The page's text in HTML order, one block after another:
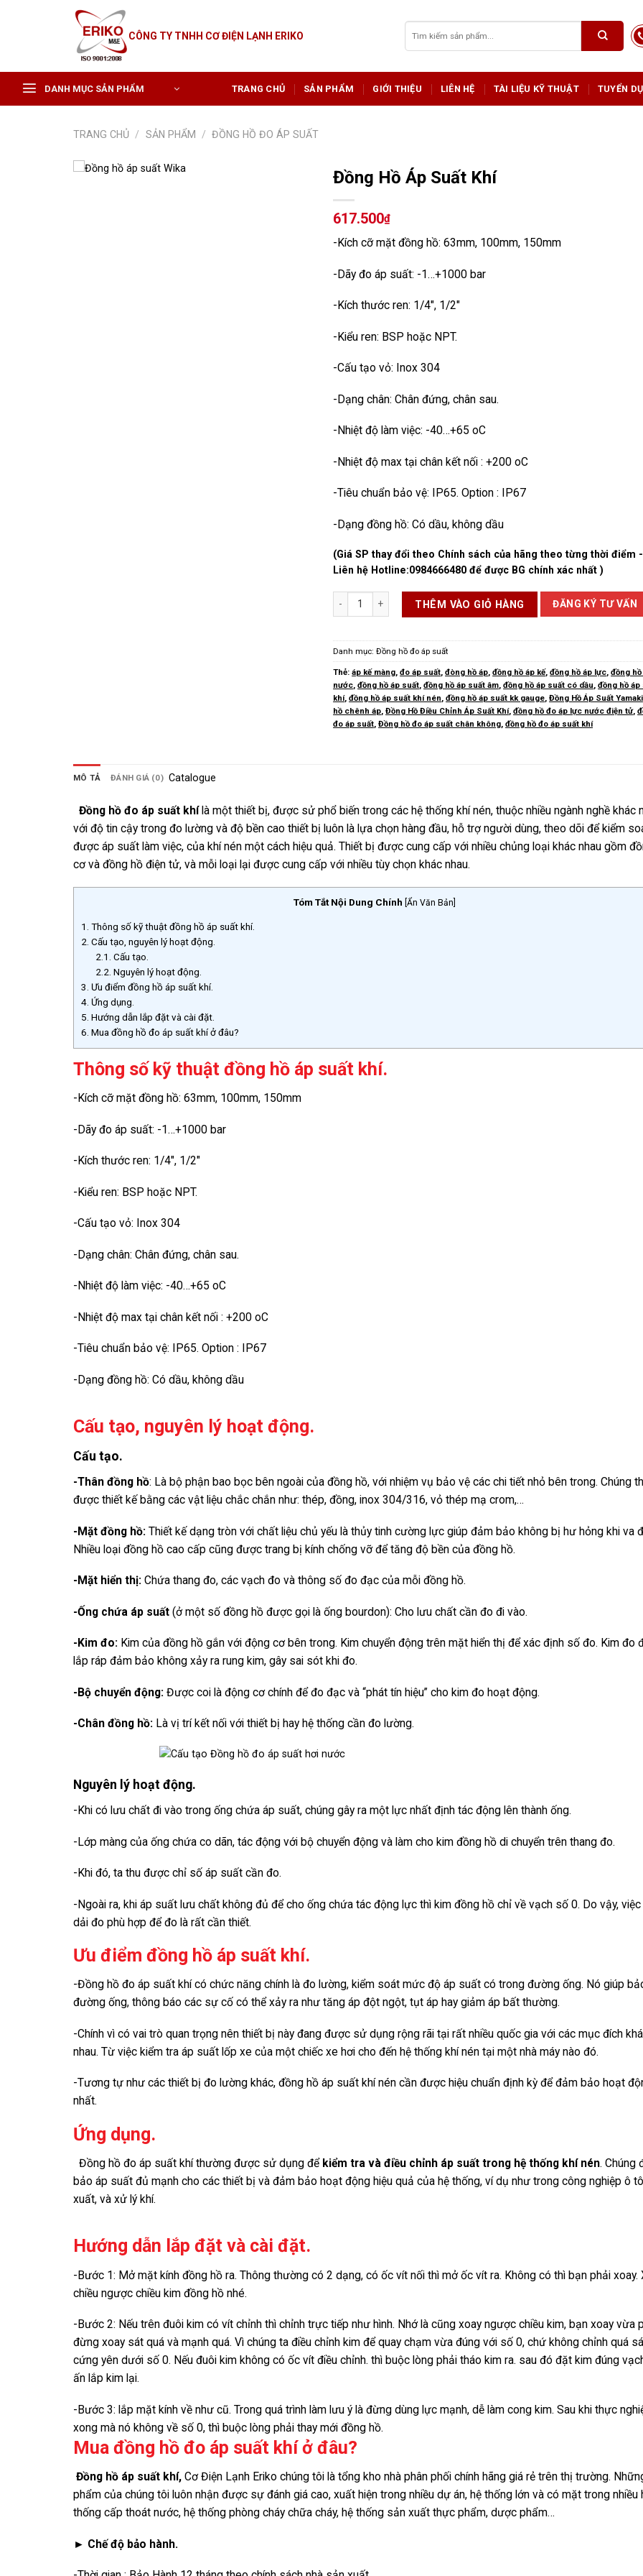
CÔNG TY TNHH CƠ ĐIỆN LẠNH ERIKO
kiếm:
DANH MỤC SẢN PHẨM TRANG CHỦ SẢN PHẨM GIỚI THIỆU LIÊN HỆ TÀI LIỆU KỸ THUẬT TUYỂN
TRANG CHỦ / SẢN PHẨM / ĐỒNG HỒ ĐO ÁP SUẤT
Đồng Hồ Áp Suất Khí
617.500₫
-Kích cỡ mặt đồng hồ: 63mm, 100mm, 150mm
-Dãy đo áp suất: -1…+1000 bar
-Kích thước ren: 1/4″, 1/2″
-Kiểu ren: BSP hoặc NPT.
-Cấu tạo vỏ: Inox 304
-Dạng chân: Chân đứng, chân sau.
-Nhiệt độ làm việc: -40…+65 oC
-Nhiệt độ max tại chân kết nối : +200 oC
-Tiêu chuẩn bảo vệ: IP65. Option : IP67
-Dạng đồng hồ: Có dầu, không dầu
(Giá SP thay đổi theo Chính sách của hãng theo từng thời điểm
Liên hệ Hotline:0984666480 để được BG chính xác nhất )
Đồng Hồ Áp Suất Khí số lượng
THÊM VÀO GIỎ HÀNG ĐĂNG KÝ TƯ VẤN
Danh mục:Đồng hồ đo áp suất
Thẻ:áp kế màng,đo áp suất,đòng hồ áp,đồng hồ áp kế,đồng hồ áp lực,đồng
nước,đồng hồ áp suất,đồng hồ áp suất âm,đồng hồ áp suất có dầu,đồng hồ áp
khí,đồng hồ áp suất khí nén,đồng hồ áp suất kk gauge,Đồng Hồ Áp Suất Yamaki
hồ chênh áp,Đồng Hồ Điều Chỉnh Áp Suất Khí,đồng hồ đo áp lực nước điện tử,
đo áp suất,Đồng hồ đo áp suất chân không,đồng hồ đo áp suất khí
MÔ TẢ ĐÁNH GIÁ (0) Catalogue
Đồng hồ đo áp suất khílà một thiết bị, được sử phổ biến trong các hệ thống khí nén, thuộc nhiều ngành nghề khác
với độ tin cậy trong đo lường và độ bền cao thiết bị luôn là lựa chọn hàng đầu, hỗ trợ người dùng, theo dõi để kiểm
được áp suất làm việc, của khí nén một cách hiệu quả. Thiết bị được cung cấp với nhiều chủng loại khác nhau gồm
cơ và đồng hồ điện tử, và mỗi loại lại được cung cấp với nhiều tùy chọn khác nhau.
Tóm Tắt Nội Dung Chính Ẩn Văn Bản
1. Thông số kỹ thuật đồng hồ áp suất khí.
2. Cấu tạo, nguyên lý hoạt động.
2.1. Cấu tạo.
2.2. Nguyên lý hoạt động.
3. Ưu điểm đồng hồ áp suất khí.
4. Ứng dụng.
5. Hướng dẫn lắp đặt và cài đặt.
6. Mua đồng hồ đo áp suất khí ở đâu?
Thông số kỹ thuật đồng hồ áp suất khí.
-Kích cỡ mặt đồng hồ: 63mm, 100mm, 150mm
-Dãy đo áp suất: -1…+1000 bar
-Kích thước ren: 1/4″, 1/2″
-Kiểu ren: BSP hoặc NPT.
-Cấu tạo vỏ: Inox 304
-Dạng chân: Chân đứng, chân sau.
-Nhiệt độ làm việc: -40…+65 oC
-Nhiệt độ max tại chân kết nối : +200 oC
-Tiêu chuẩn bảo vệ: IP65. Option : IP67
-Dạng đồng hồ: Có dầu, không dầu
Cấu tạo, nguyên lý hoạt động.
Cấu tạo.
-Thân đồng hồ: Là bộ phận bao bọc bên ngoài của đồng hồ, với nhiệm vụ bảo vệ các chi tiết nhỏ bên trong. Chúng
được thiết kế bằng các vật liệu chắc chắn như: thép, đồng, inox 304/316, vỏ thép mạ crom,…
-Mặt đồng hồ: Thiết kế dạng tròn với chất liệu chủ yếu là thủy tinh cường lực giúp đảm bảo không bị hư hỏng khi va
Nhiều loại đồng hồ cao cấp cũng được trang bị kính chống vỡ để tăng độ bền của đồng hồ.
-Mặt hiển thị: Chứa thang đo, các vạch đo và thông số đo đạc của mỗi đồng hồ.
-Ống chứa áp suất (ở một số đồng hồ được gọi là ống bourdon): Cho lưu chất cần đo đi vào.
-Kim đo: Kim của đồng hồ gắn với động cơ bên trong. Kim chuyển động trên mặt hiển thị để xác định số đo. Kim đo
lắp ráp đảm bảo không xảy ra rung kim, gây sai sót khi đo.
-Bộ chuyển động: Được coi là động cơ chính để đo đạc và “phát tín hiệu” cho kim đo hoạt động.
-Chân đồng hồ: Là vị trí kết nối với thiết bị hay hệ thống cần đo lường.
Nguyên lý hoạt động.
-Khi có lưu chất đi vào trong ống chứa áp suất, chúng gây ra một lực nhất định tác động lên thành ống.
-Lớp màng của ống chứa co dãn, tác động với bộ chuyển động và làm cho kim đồng hồ di chuyển trên thang đo.
-Khi đó, ta thu được chỉ số áp suất cần đo.
-Ngoài ra, khi áp suất lưu chất không đủ để cho ống chứa tác động lực thì kim đồng hồ chỉ về vạch số 0. Do vậy,
dải đo phù hợp để đo là rất cần thiết.
Ưu điểm đồng hồ áp suất khí.
-Đồng hồ đo áp suất khí có chức năng chính là đo lường, kiểm soát mức độ áp suất có trong đường ống. Nó giúp
đường ống, thông báo các sự cố có thể xảy ra như tăng áp đột ngột, tụt áp hay giảm áp bất thường.
-Chính vì có vai trò quan trọng nên thiết bị này đang được sử dụng rộng rãi tại rất nhiều quốc gia với các mục đích
nhau. Từ việc kiểm tra áp suất lốp xe của một chiếc xe hơi cho đến hệ thống khí nén tại một nhà máy nào đó.
-Tương tự như các thiết bị đo lường khác, đồng hồ áp suất khí nén cần được hiệu chuẩn định kỳ để đảm bảo hoạt
nhất.
Ứng dụng.
Đồng hồ đo áp suất khí thường được sử dụng để kiểm tra và điều chỉnh áp suất trong hệ thống khí nén. Chúng
bảo áp suất đủ mạnh cho các thiết bị và đảm bảo hoạt động hiệu quả của hệ thống, ví dụ như trong công nghiệp ô
xuất, và xử lý khí.
Hướng dẫn lắp đặt và cài đặt.
-Bước 1: Mở mặt kính đồng hồ ra. Thông thường có 2 dạng, có ốc vít nối thì mở ốc vít ra. Không có thì bạn phải xoay.
chiều ngược chiều kim đồng hồ nhé.
-Bước 2: Nếu trên đuôi kim có vít chỉnh thì chỉnh trực tiếp như hình. Nhớ là cũng xoay ngược chiều kim, bạn xoay vừa
đừng xoay sát quá và mạnh quá. Vì chúng ta điều chỉnh kim để quay chạm vừa đúng với số 0, chứ không chỉnh quá
cứng yên dưới số 0. Nếu đuôi kim không có ốc vít điều chỉnh. thì buộc lòng phải tháo kim ra. sau đó đặt kim đúng
ấn lắp kim lại.
-Bước 3: lắp mặt kính về như cũ. Trong quá trình làm lưu ý là đừng dùng lực mạnh, dễ làm cong kim. Sau khi thực
xong mà nó không về số 0, thì buộc lòng phải thay mới đồng hồ.
Mua đồng hồ đo áp suất khí ở đâu?
Đồng hồ áp suất khí, Cơ Điện Lạnh Eriko chúng tôi là tổng kho nhà phân phối chính hãng giá rẻ trên thị trường.
phẩm của chúng tôi luôn nhận được sự đánh giá cao, xuất hiện trong nhiều dự án, hệ thống lớn và có mặt trong nhiều
thống cấp thoát nước, hệ thống phòng cháy chữa cháy, hệ thống sản xuất thực phẩm, dược phẩm…
► Chế độ bảo hành.